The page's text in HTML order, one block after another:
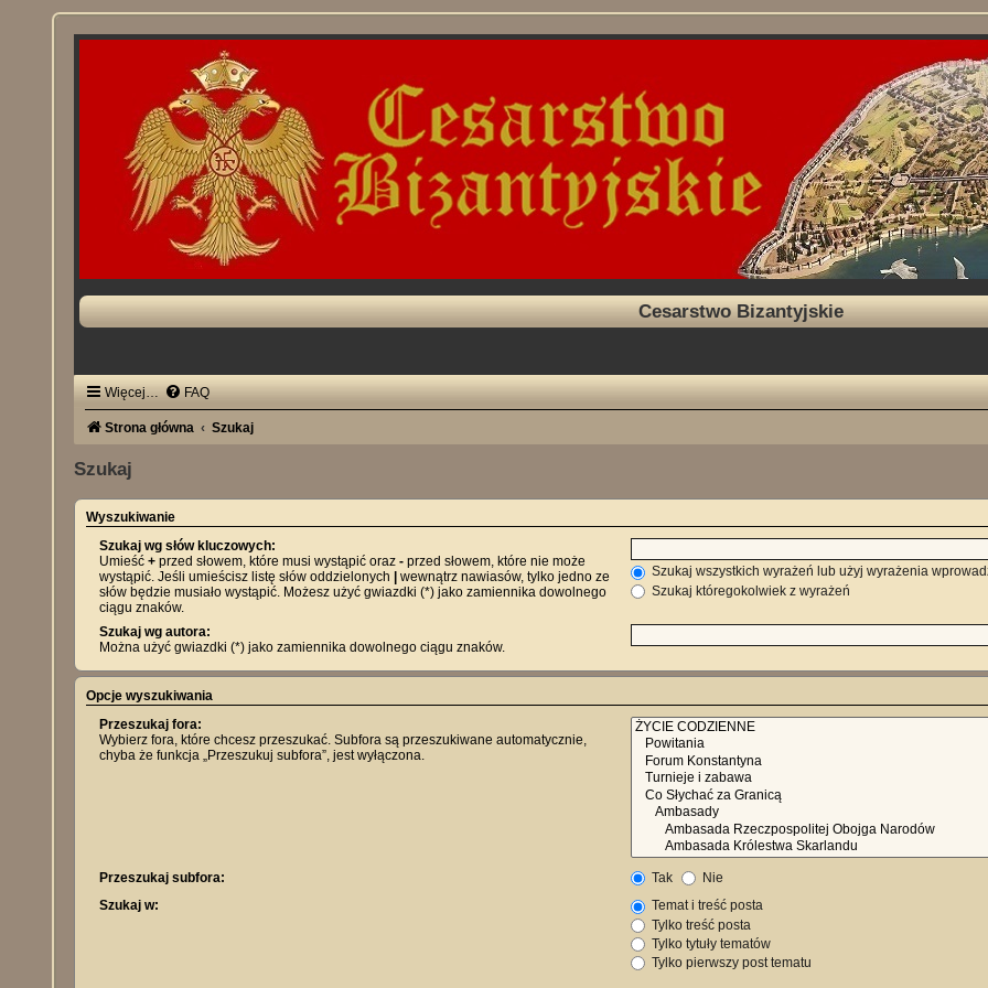
Cesarstwo Bizantyjskie
Więcej… FAQ
Strona główna Szukaj
Szukaj
Wyszukiwanie
Szukaj wg słów kluczowych:
Umieść+ przed słowem, które musi wystąpić oraz- przed słowem, które nie może
wystąpić. Jeśli umieścisz listę słów oddzielonych
wewnątrz nawiasów, tylko jedno ze
słów będzie musiało wystąpić. Możesz użyć gwiazdki (*) jako zamiennika dowolnego
ciągu znaków.
Szukaj wszystkich wyrażeń lub użyj wyrażenia
Szukaj któregokolwiek z wyrażeń
Szukaj wg autora:
Można użyć gwiazdki (*) jako zamiennika dowolnego ciągu znaków.
Opcje wyszukiwania
Przeszukaj fora:
Wybierz fora, które chcesz przeszukać. Subfora są przeszukiwane automatycznie,
chyba że funkcja „Przeszukuj subfora”, jest wyłączona.
Przeszukaj subfora: Tak
Nie
Szukaj w:
Temat i treść posta
Tylko treść posta
Tylko tytuły tematów
Tylko pierwszy post tematu